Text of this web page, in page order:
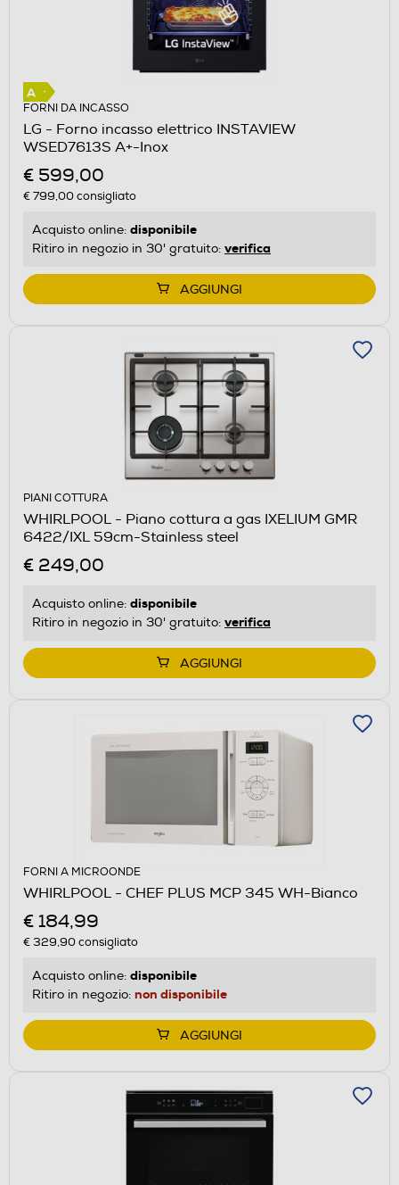
FORNI DA INCASSO
LG - Forno incasso elettrico INSTAVIEW
WSED7613S A+-Inox
€ 599,00
€ 799,00consigliato
Acquisto online: disponibile
Ritiro in negozio in 30' gratuito: verifica
AGGIUNGI
PIANI COTTURA
WHIRLPOOL - Piano cottura a gas IXELIUM GMR
6422/IXL 59cm-Stainless steel
€ 249,00
Acquisto online: disponibile
Ritiro in negozio in 30' gratuito: verifica
AGGIUNGI
FORNI A MICROONDE
WHIRLPOOL - CHEF PLUS MCP 345 WH-Bianco
€ 184,99
€ 329,90consigliato
Acquisto online: disponibile
Ritiro in negozio: non disponibile
AGGIUNGI